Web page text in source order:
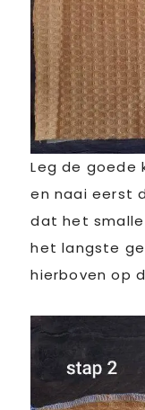
Leg de goede
en naai eerst
dat het
het langste
hierboven op